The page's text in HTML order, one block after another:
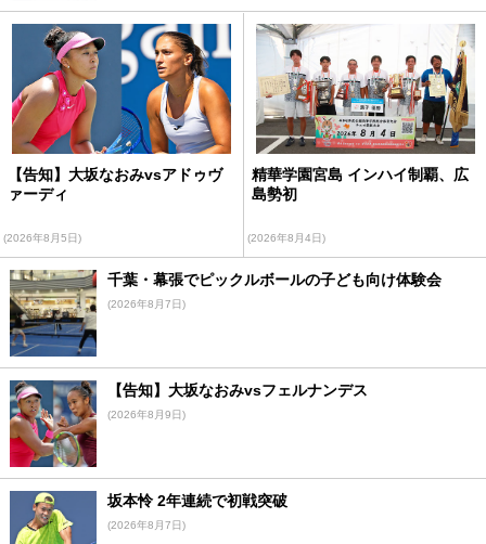
【告知】大坂なおみvsアドゥヴ
ァーディ
(2026年8月5日)
精華学園宮島 インハイ制覇、広
島勢初
(2026年8月4日)
千葉・幕張でピックルボールの子ども向け体験会
(2026年8月7日)
【告知】大坂なおみvsフェルナンデス
(2026年8月9日)
坂本怜 2年連続で初戦突破
(2026年8月7日)